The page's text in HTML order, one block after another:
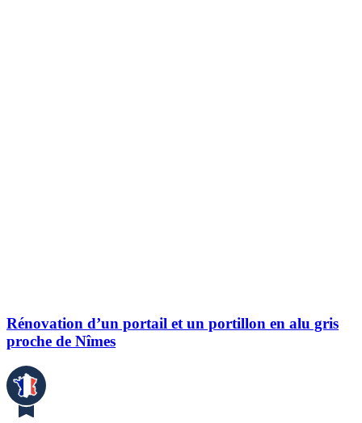
Rénovation d’un portail et un portillon en alu gris
proche de Nîmes